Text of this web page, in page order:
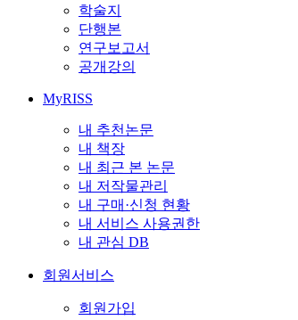
학술지
단행본
연구보고서
공개강의
MyRISS
내 추천논문
내 책장
내 최근 본 논문
내 저작물관리
내 구매·신청 현황
내 서비스 사용권한
내 관심 DB
회원서비스
회원가입